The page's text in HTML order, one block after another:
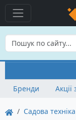
Бренди
Садова техніка